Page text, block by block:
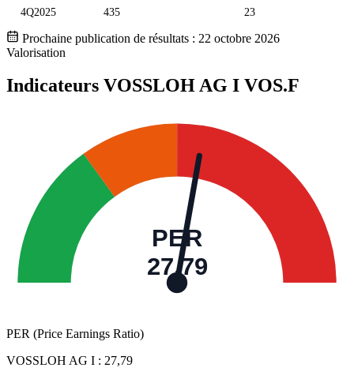
4Q2025 435 23
Prochaine publication de résultats : 22 octobre 2026
Valorisation
Indicateurs VOSSLOH AG I VOS.F
PER
27,79
PER (Price Earnings Ratio)
VOSSLOH AG I : 27,79